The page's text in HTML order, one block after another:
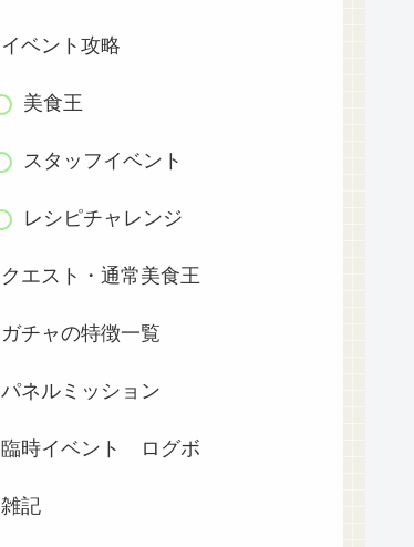
イベント攻略
美食王
スタッフイベント
レシピチャレンジ
クエスト・通常美食王
ガチャの特徴一覧
パネルミッション
臨時イベント ログボ
雑記